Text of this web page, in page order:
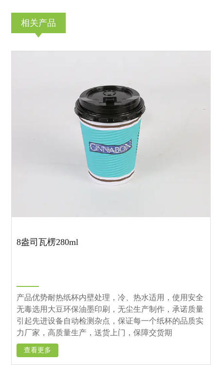
相关产品
8盎司瓦楞280ml
产品优势耐热纸杯内壁处理，冷、热水适用，使用安全
无毒选用大豆环保油墨印刷，无尘生产制作，承诺质量
引起先进设备自动检测杂点，保证每一个纸杯的品质实
力厂家，高质量生产，送货上门，保障交货期
查看更多